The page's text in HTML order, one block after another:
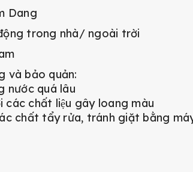
Dang
trong nhà/ ngoài trời
và bảo quản:
nước quá lâu
các chất liệu gây loang màu
chất tẩy rửa, tránh giặt bằng